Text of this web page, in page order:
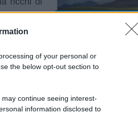
of your personal or
the below opt-out section to
continue seeing interest-
information disclosed to
I Paesi dove
vacanza in
spendendo
previsto